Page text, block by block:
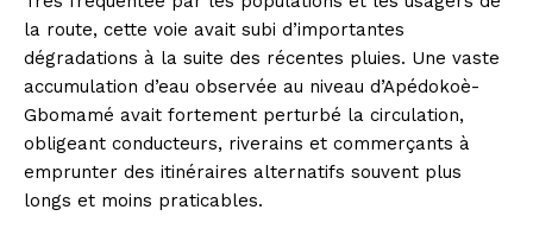
la route, cette voie avait subi d’importantes
dégradations à la suite des récentes pluies. Une vaste
accumulation d’eau observée au niveau d’Apédokoè-
Gbomamé avait fortement perturbé la circulation,
obligeant conducteurs, riverains et commerçants à
emprunter des itinéraires alternatifs souvent plus
longs et moins praticables.